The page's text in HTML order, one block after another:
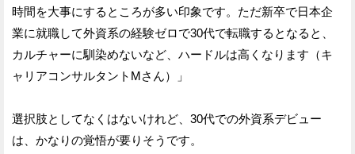
時間を大事にするところが多い印象です。ただ新卒で日本企
業に就職して外資系の経験ゼロで30代で転職するとなると、
カルチャーに馴染めないなど、ハードルは高くなります（キ
ャリアコンサルタントMさん）」
選択肢としてなくはないけれど、30代での外資系デビュー
は、かなりの覚悟が要りそうです。